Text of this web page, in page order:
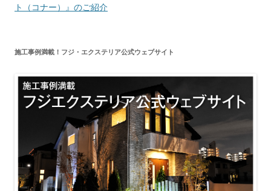
ナ
ー
シ
ョ
ト（コナー）』のご紹介
施工事例満載！フジ・エクステリア公式ウェブサイト